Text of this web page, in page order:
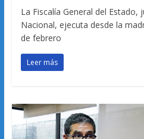
La Fiscalía General del Estado,
Nacional, ejecuta desde la
de febrero
Leer más